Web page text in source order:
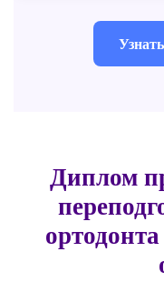
Диплом